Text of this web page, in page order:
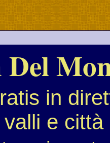
Del
in
e città